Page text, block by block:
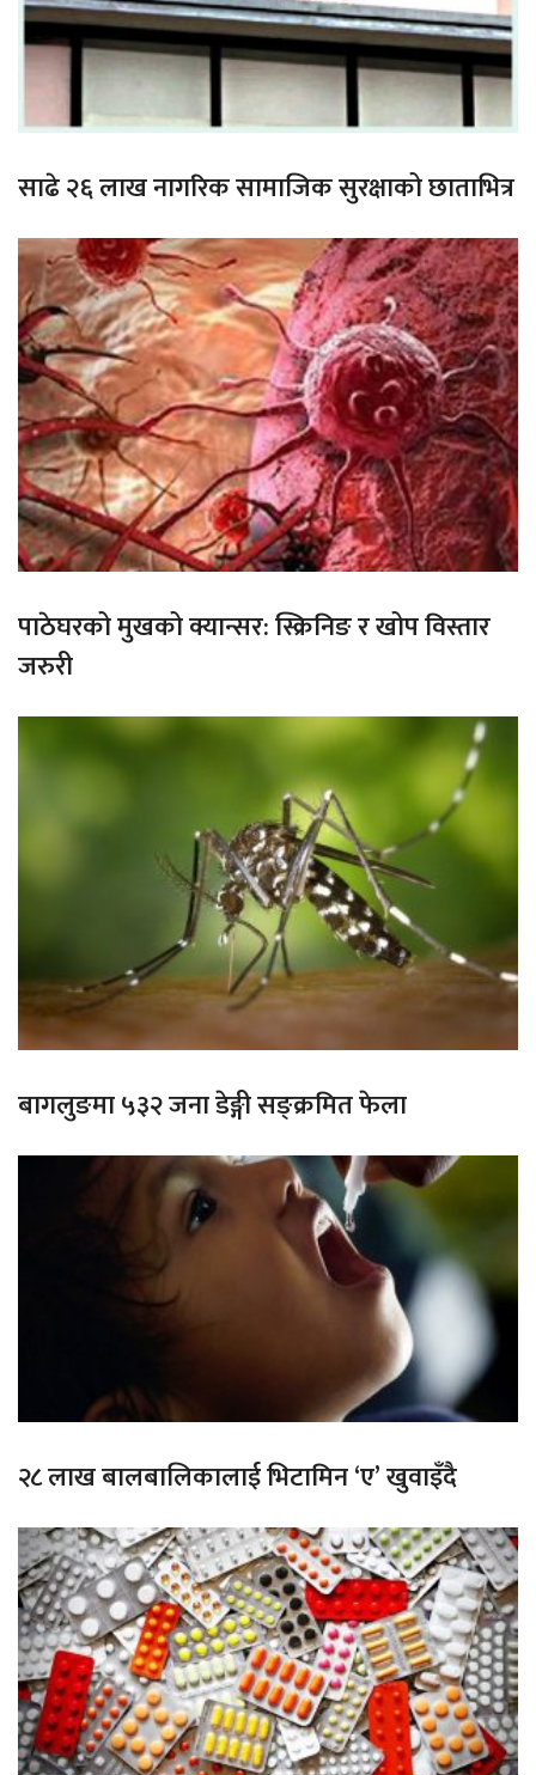
साढे २६ लाख नागरिक सामाजिक सुरक्षाको छाताभित्र
पाठेघरको मुखको क्यान्सर: स्क्रिनिङ र खोप विस्तार
जरुरी
बागलुङमा ५३२ जना डेङ्गी सङ्क्रमित फेला
२८ लाख बालबालिकालाई भिटामिन ‘ए’ खुवाइँदै